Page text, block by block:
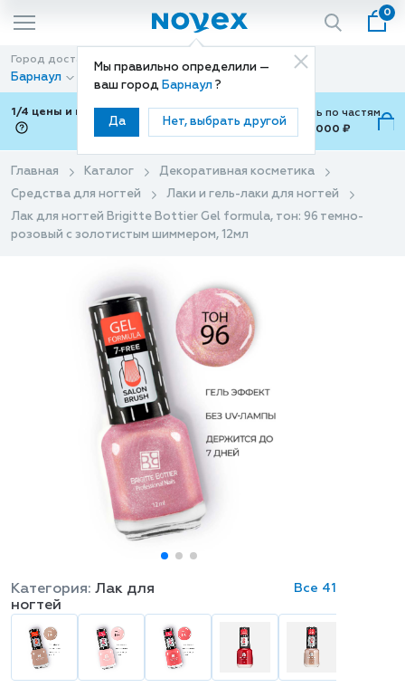
Мы правильно определили —
ваш город Барнаул ?
Да Нет, выбрать другой
0
Город доставки
Барнаул
Способ доставки
Доставка
1/4 цены и покупки ваши с Подели
Можно оплатить по частям
от 700 ₽ до 15,000 ₽
Главная Каталог
Декоративная косметика
Средства для ногтей
Лаки и гель-лаки для ногтей
Лак для ногтей Brigitte Bottier Gel formula, тон: 96 темно-
розовый с золотистым шиммером, 12мл
Категория: Лак для
ногтей
Все 41